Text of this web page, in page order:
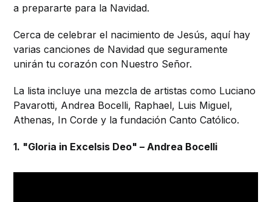
a prepararte para la Navidad.
Cerca de celebrar el nacimiento de Jesús, aquí hay
varias canciones de Navidad que seguramente
unirán tu corazón con Nuestro Señor.
La lista incluye una mezcla de artistas como Luciano
Pavarotti, Andrea Bocelli, Raphael, Luis Miguel,
Athenas, In Corde y la fundación Canto Católico.
1. "Gloria in Excelsis Deo" – Andrea Bocelli